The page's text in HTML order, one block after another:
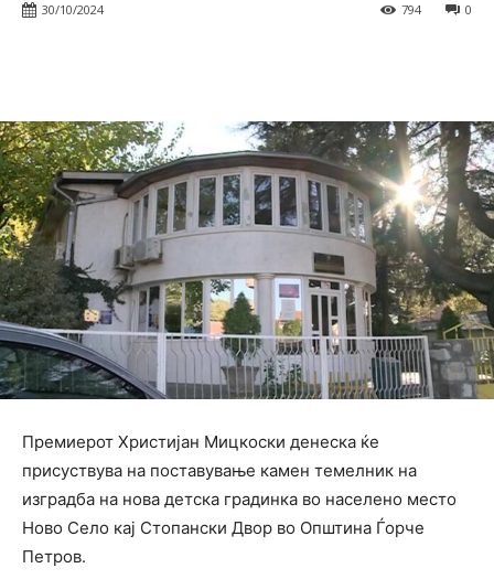
30/10/2024 0
794
Премиерот Христијан Мицкоски денеска ќе
присуствува на поставување камен темелник на
изградба на нова детска градинка во населено место
Ново Село кај Стопански Двор во Општина Ѓорче
Петров.